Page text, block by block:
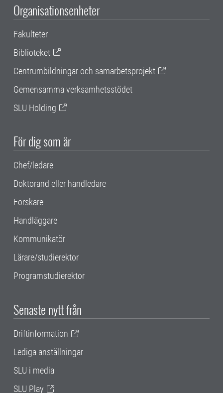
Organisationsenheter
Fakulteter
Biblioteket
Centrumbildningar och samarbetsprojekt
Gemensamma verksamhetsstödet
SLU Holding
För dig som är
Chef/ledare
Doktorand eller handledare
Forskare
Handläggare
Kommunikatör
Lärare/studierektor
Programstudierektor
Senaste nytt från
Driftinformation
Lediga anställningar
SLU i media
SLU Play